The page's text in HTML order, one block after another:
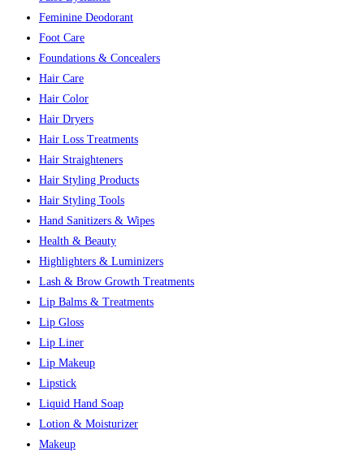
Feminine Deodorant
Foot Care
Foundations & Concealers
Hair Care
Hair Color
Hair Dryers
Hair Loss Treatments
Hair Straighteners
Hair Styling Products
Hair Styling Tools
Hand Sanitizers & Wipes
Health & Beauty
Highlighters & Luminizers
Lash & Brow Growth Treatments
Lip Balms & Treatments
Lip Gloss
Lip Liner
Lip Makeup
Lipstick
Liquid Hand Soap
Lotion & Moisturizer
Makeup